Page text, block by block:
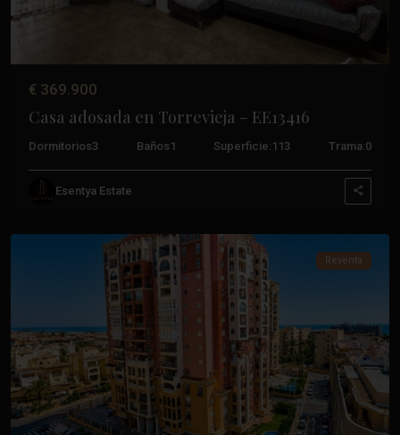
€ 369.900
Casa adosada en Torrevieja – EE13416
Dormitorios3 Baños 1 Superficie: 113 Trama:0
Esentya Estate
Frutales,
Anterior
Reventa